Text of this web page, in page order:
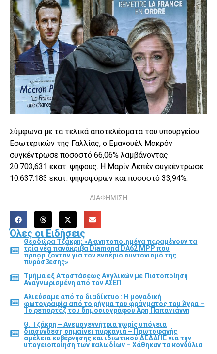
Σύμφωνα με τα τελικά αποτελέσματα του υπουργείου
Εσωτερικών της Γαλλίας, ο Εμανουέλ Μακρόν
συγκέντρωσε ποσοστό 66,06% λαμβάνοντας
20.703,631 εκατ. ψήφους. Η Μαρίν Λεπέν συγκέντρωσε
10.637.183 εκατ. ψηφοφόρων και ποσοστό 33,94%.
ΔΙΑΦΗΜΙΣΗ
Όλες οι Ειδήσεις
Θεοδώρα Τζάκρη: «Ακινητοποιημένα παραμένουν τα
τρία νέα πανάκριβα Diamond DA62 MPP που
προορίζονταν για τον εναέριο συντονισμό της
πυρόσβεσης»
Τμήμα εξ Αποστάσεως Αγγλικών με Πιστοποίηση
Αναγνωρισμένη από τον ΑΣΕΠ
Αλιεύσαμε από το διαδίκτυο : Η μοναδική
φωτογραφία από το ρήγμα του φράγματος του Άγρα –
Το ρεπορτάζ του δημοσιογράφου Άρη Παπαγιάννη
Θ. Τζάκρη – Ανεμογεννήτρια χωρίς υπόγεια
διασύνδεση σημαίνει πυρκαγιά – Πρωτοφανής
αμέλεια κυβέρνησης και ιδιωτικού ΔΕΔΔΗΕ για την
υπογειοποίηση των καλωδίων – Χάθηκαν τα κονδύλια